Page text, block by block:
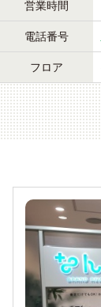
営業時間
電話番号
フロア